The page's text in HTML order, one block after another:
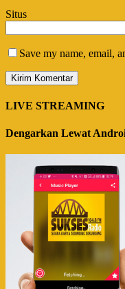
Situs
Save my name, email,
LIVE STREAMING
Dengarkan Lewat